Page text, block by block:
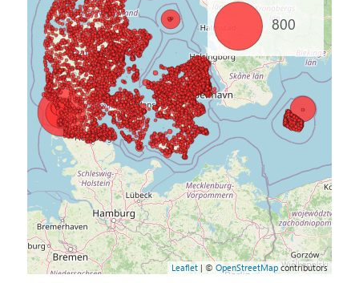
800
Leaflet | ©OpenStreetMap contributors